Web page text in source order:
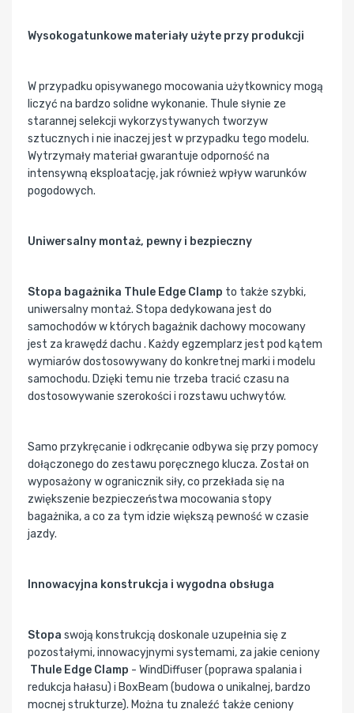
Wysokogatunkowe materiały użyte przy produkcji
W przypadku opisywanego mocowania użytkownicy mogą
liczyć na bardzo solidne wykonanie. Thule słynie ze
starannej selekcji wykorzystywanych tworzyw
sztucznych i nie inaczej jest w przypadku tego modelu.
Wytrzymały materiał gwarantuje odporność na
intensywną eksploatację, jak również wpływ warunków
pogodowych.
Uniwersalny montaż, pewny i bezpieczny
Stopa bagażnika Thule Edge Clamp to także szybki,
uniwersalny montaż. Stopa dedykowana jest do
samochodów w których bagażnik dachowy mocowany
jest za krawędź dachu . Każdy egzemplarz jest pod kątem
wymiarów dostosowywany do konkretnej marki i modelu
samochodu. Dzięki temu nie trzeba tracić czasu na
dostosowywanie szerokości i rozstawu uchwytów.
Samo przykręcanie i odkręcanie odbywa się przy pomocy
dołączonego do zestawu poręcznego klucza. Został on
wyposażony w ogranicznik siły, co przekłada się na
zwiększenie bezpieczeństwa mocowania stopy
bagażnika, a co za tym idzie większą pewność w czasie
jazdy.
Innowacyjna konstrukcja i wygodna obsługa
Stopa swoją konstrukcją doskonale uzupełnia się z
pozostałymi, innowacyjnymi systemami, za jakie ceniony
Thule Edge Clamp - WindDiffuser (poprawa spalania i
redukcja hałasu) i BoxBeam (budowa o unikalnej, bardzo
mocnej strukturze). Można tu znaleźć także ceniony